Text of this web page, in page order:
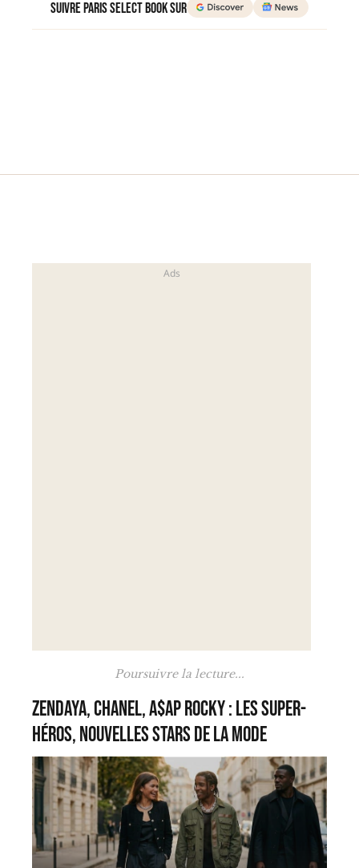
Suivre Paris Select Book sur
Poursuivre la lecture...
Zendaya, Chanel, A$AP Rocky : les super-
héros, nouvelles stars de la mode